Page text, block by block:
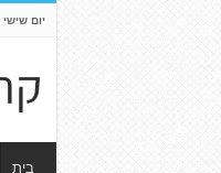
יום שישי ,
בית